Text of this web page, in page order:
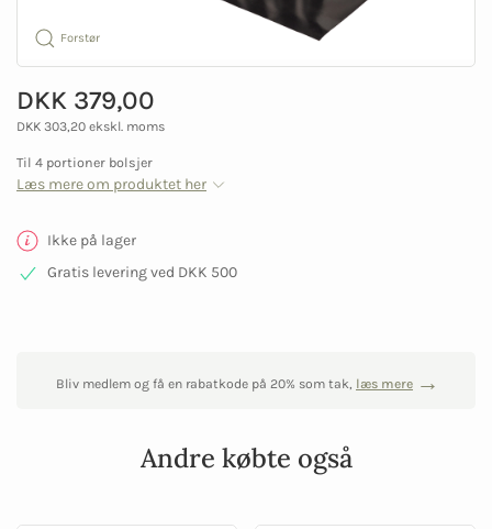
Forstør
DKK 379,00
DKK 303,20 ekskl. moms
Til 4 portioner bolsjer
Læs mere om produktet her
Ikke på lager
Gratis levering ved DKK 500
Bliv medlem og få en rabatkode på 20% som tak, læs mere
Andre købte også